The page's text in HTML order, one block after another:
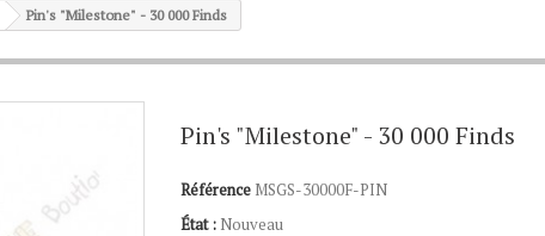
Pin's "Milestone" - 30 000 Finds
Pin's "Milestone" - 30 000 Finds
Référence MSGS-30000F-PIN
État : Nouveau